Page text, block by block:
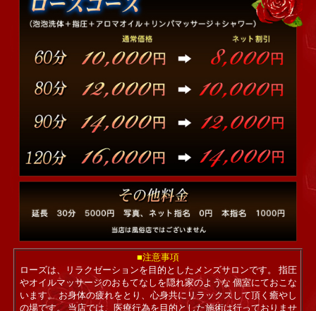
■注意事項
ローズは、リラクゼーションを目的としたメンズサロンです。 指圧
やオイルマッサージのおもてなしを隠れ家のような 個室にておこな
います。 お身体の疲れをとり、心身共にリラックスして頂く癒やし
の場です。 当店では、医療行為を目的とした施術は行っておりませ